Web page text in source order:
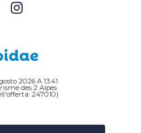
2026 A 13:41
des 2 Alpes
247010)